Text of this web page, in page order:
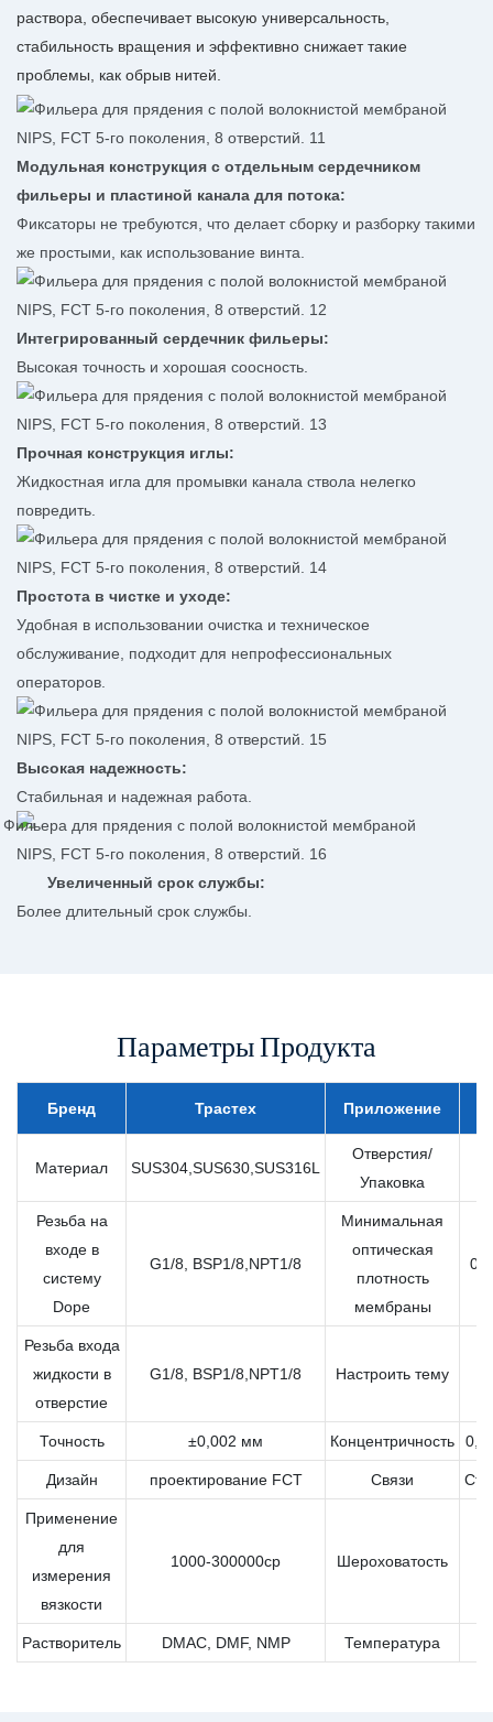
раствора, обеспечивает высокую универсальность,
стабильность вращения и эффективно снижает такие
проблемы, как обрыв нитей.
Модульная конструкция с отдельным сердечником
фильеры и пластиной канала для потока:
Фиксаторы не требуются, что делает сборку и разборку такими
же простыми, как использование винта.
Интегрированный сердечник фильеры:
Высокая точность и хорошая соосность.
Прочная конструкция иглы:
Жидкостная игла для промывки канала ствола нелегко
повредить.
Простота в чистке и уходе:
Удобная в использовании очистка и техническое
обслуживание, подходит для непрофессиональных
операторов.
Высокая надежность:
Стабильная и надежная работа.
Увеличенный срок службы:
Более длительный срок службы.
Параметры Продукта
Бренд Трастех Приложение
Материал SUS304,SUS630,SUS316L
Отверстия/
Упаковка
Резьба на
входе в
систему
Dope
G1/8, BSP1/8,NPT1/8
Минимальная
оптическая
плотность
мембраны
Резьба входа
жидкости в
отверстие
G1/8, BSP1/8,NPT1/8 Настроить тему
Точность ±0,002 мм Концентричность
Дизайн проектирование FCT Связи
Применение
для
измерения
вязкости
1000-300000cp Шероховатость
Растворитель DMAC, DMF, NMP Температура